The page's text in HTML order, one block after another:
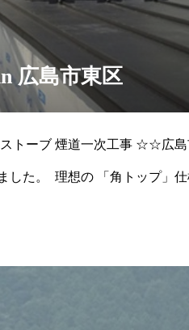
広島市東区
トーブ 煙道一次工事 ☆☆広島
ました。 理想の 「角トッ